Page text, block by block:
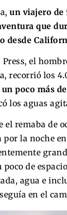
un viajero de
que
desde
Press, el
recorrió los
poco más
los aguas
el remaba de
la noche
de
agua e
en el